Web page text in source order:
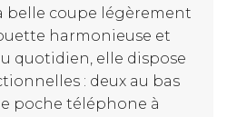
belle coupe légèrement
harmonieuse et
quotidien, elle dispose
: deux au bas
poche téléphone à